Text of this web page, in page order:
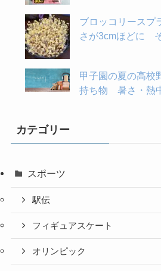
ブロッコリース
さが3cmほどに
甲子園の夏の高校
持ち物 暑さ・熱
カテゴリー
スポーツ
駅伝
フィギュアスケート
オリンピック